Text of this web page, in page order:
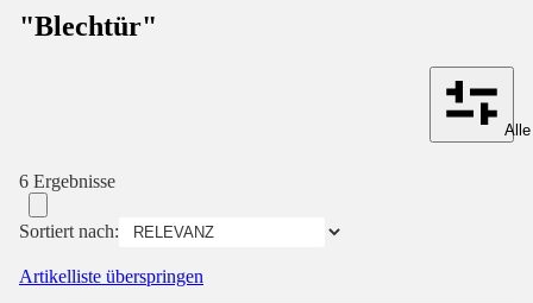
"Blechtür"
6 Ergebnisse
Sortiert nach:
Artikelliste überspringen